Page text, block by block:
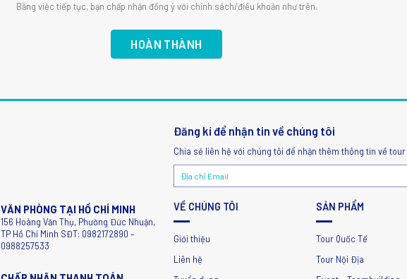
Bằng việc tiếp tục, bạn chấp nhận đồng ý với chính sách/điều khoản như trên.
VĂN PHÒNG TẠI HỒ CHÍ MINH
156 Hoàng Văn Thụ, Phường Đức Nhuận,
TP Hồ Chí Minh SĐT: 0982172890 –
0988257533
Đăng kí để nhận tin về chúng tôi
Chia sẻ liên hệ với chúng tôi để nhận thêm thông tin về tour
VỀ CHÚNG TÔI
Giới thiệu
Liên hệ
SẢN PHẨM
Tour Quốc Tế
Tour Nội Địa